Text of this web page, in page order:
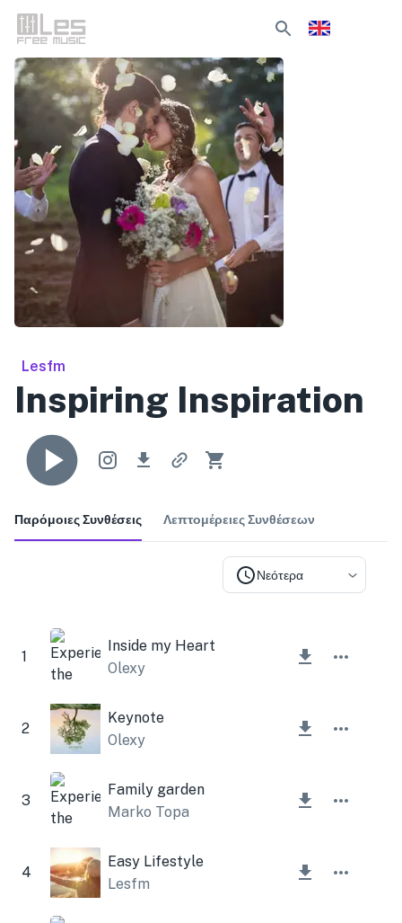
Lesfm
Inspiring Inspiration
Παρόμοιες Συνθέσεις Λεπτομέρειες Συνθέσεων
Νεότερα
1
Inside my Heart
Olexy
2
Keynote
Olexy
3
Family garden
Marko Topa
4
Easy Lifestyle
Lesfm